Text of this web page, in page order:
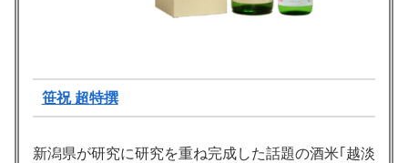
笹祝 超特撰
新潟県が研究に研究を重ね完成した話題の酒米｢越淡